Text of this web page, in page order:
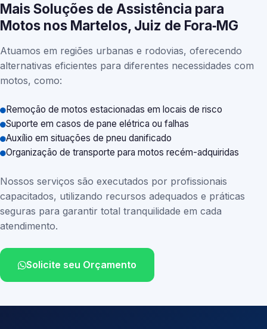
Mais Soluções de Assistência para
Motos nos Martelos, Juiz de Fora‑MG
Atuamos em regiões urbanas e rodovias, oferecendo
alternativas eficientes para diferentes necessidades com
motos, como:
Remoção de motos estacionadas em locais de risco
Suporte em casos de pane elétrica ou falhas
Auxílio em situações de pneu danificado
Organização de transporte para motos recém-adquiridas
Nossos serviços são executados por profissionais
capacitados, utilizando recursos adequados e práticas
seguras para garantir total tranquilidade em cada
atendimento.
Solicite seu Orçamento